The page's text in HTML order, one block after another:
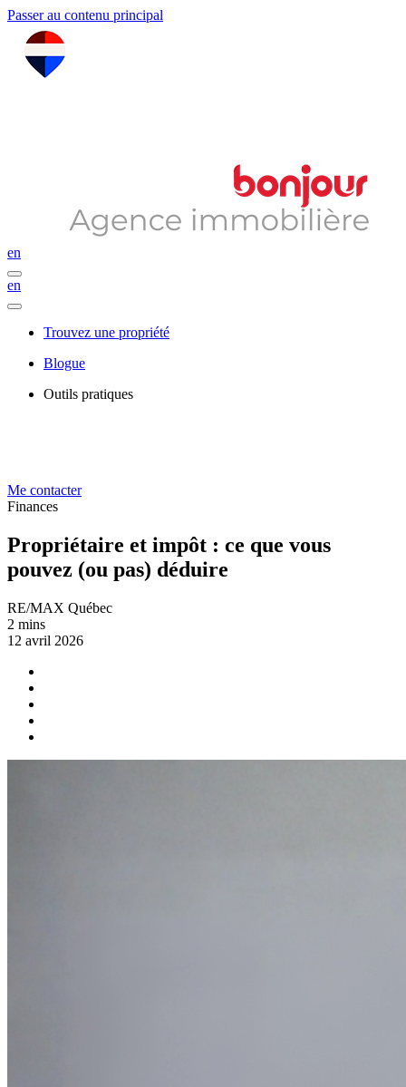
Passer au contenu principal
en
en
Trouvez une propriété
Blogue
Outils pratiques
Me contacter
Finances
Propriétaire et impôt : ce que vous
pouvez (ou pas) déduire
RE/MAX Québec
2 mins
12 avril 2026